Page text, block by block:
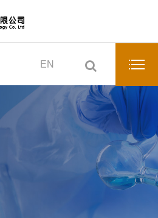
EN